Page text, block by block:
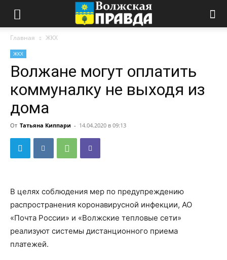
Главная ЖКХ
ЖКХ
Волжане могут оплатить
коммуналку не выходя из
дома
От Татьяна Киппари - 14.04.2020 в 09:13
В целях соблюдения мер по предупреждению
распространения коронавирусной инфекции, АО
«Почта России» и «Волжские тепловые сети»
реализуют системы дистанционного приема
платежей.